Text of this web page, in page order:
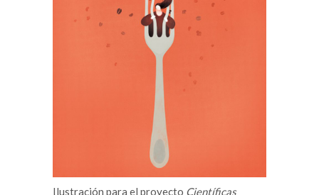
Ilustración para el proyecto Científicas